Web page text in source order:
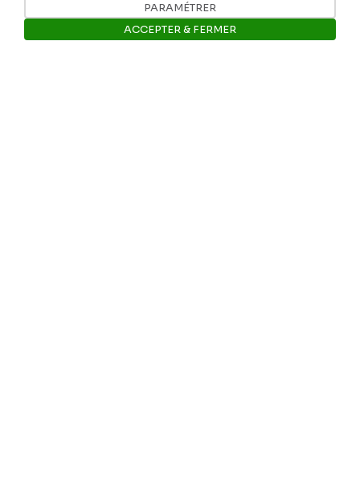
Tél: +32 81 77 67 55
PARAMÉTRER
ACCEPTER & FERMER